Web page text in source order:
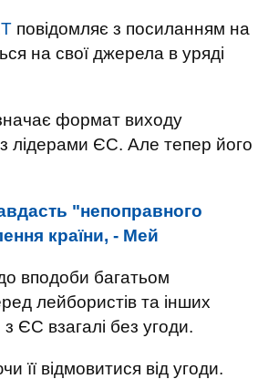
повідомляє з посиланням на
на свої джерела в уряді
формат виходу
лідерами ЄС. Але тепер його
"непоправного
країни, - Мей
вподоби багатьом
лейбористів та інших
ЄС взагалі без угоди.
її відмовитися від угоди.